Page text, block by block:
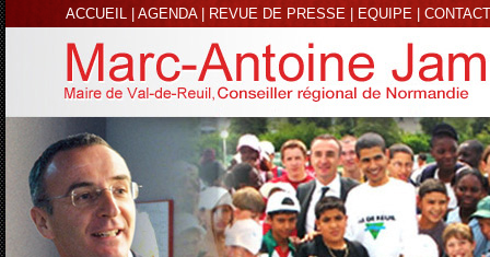
ACCUEIL AGENDA| REVUE DE PRESSE EQUIPE CONTACT